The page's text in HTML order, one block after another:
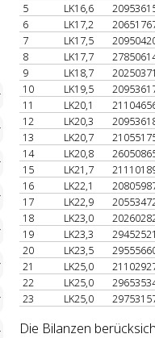
5
LK16,6
6
LK17,2
7
LK17,5
8
LK17,7
9
LK18,7
10
LK19,5
11
LK20,1
12
LK20,3
13
LK20,7
14
LK20,8
15
LK21,7
16
LK22,1
17
LK22,9
18
LK23,0
19
LK23,3
20
LK23,5
21
LK25,0
22
LK25,0
23
LK25,0
Die Bilanzen